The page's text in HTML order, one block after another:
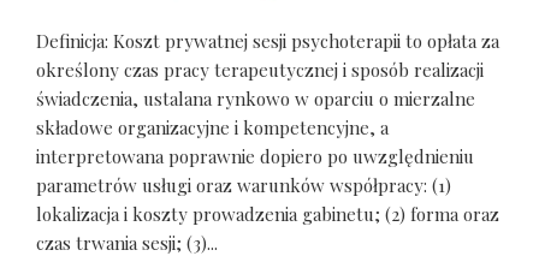
Definicja: Koszt prywatnej sesji psychoterapii to opłata za
określony czas pracy terapeutycznej i sposób realizacji
świadczenia, ustalana rynkowo w oparciu o mierzalne
składowe organizacyjne i kompetencyjne, a
interpretowana poprawnie dopiero po uwzględnieniu
parametrów usługi oraz warunków współpracy: (1)
lokalizacja i koszty prowadzenia gabinetu; (2) forma oraz
czas trwania sesji; (3)...